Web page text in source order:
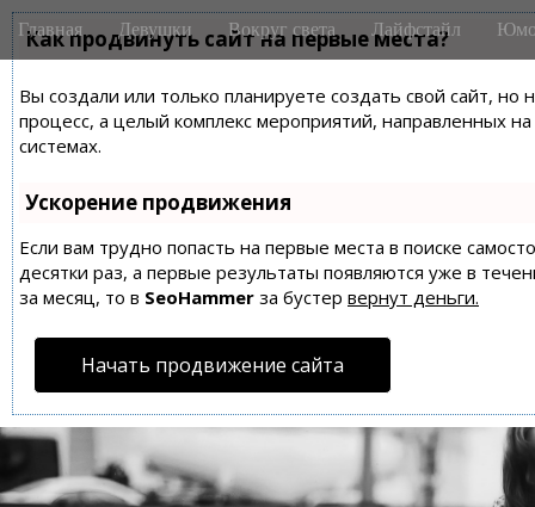
Как продвинуть сайт на первые места?
Вы создали или только планируете создать свой сайт,
процесс, а целый комплекс мероприятий, направленных
системах.
Ускорение продвижения
Если вам трудно попасть на первые места в поиске
десятки раз, а первые результаты появляются уже в
за месяц, то в SeoHammer за бустер вернут деньги.
Начать продвижение сайта
M
a
n
m
e
n
u
i
Главная Девушки Вокруг света Лайфстайл